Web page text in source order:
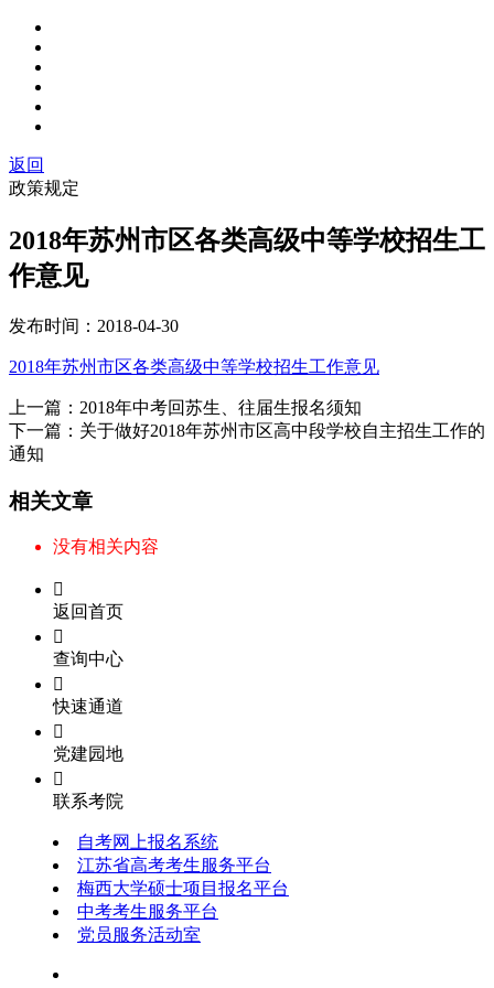
返回
政策规定
2018年苏州市区各类高级中等学校招生工
作意见
发布时间： 2018-04-30
2018年苏州市区各类高级中等学校招生工作意见
上一篇： 2018年中考回苏生、往届生报名须知
下一篇： 关于做好2018年苏州市区高中段学校自主招生工作的
通知
相关文章
没有相关内容

返回首页

查询中心

快速通道

党建园地

联系考院
自考网上报名系统
江苏省高考考生服务平台
梅西大学硕士项目报名平台
中考考生服务平台
党员服务活动室